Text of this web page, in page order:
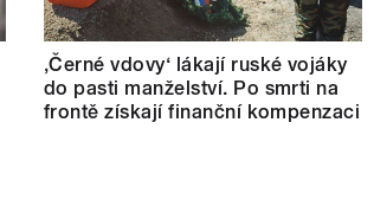
‚Černé vdovy‘ lákají ruské vojáky
do pasti manželství. Po smrti na
frontě získají finanční kompenzaci